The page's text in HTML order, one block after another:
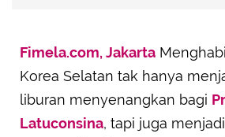
Fimela.com, Jakarta
Korea Selatan tak hanya
liburan menyenangkan bagi
Latuconsina, tapi juga